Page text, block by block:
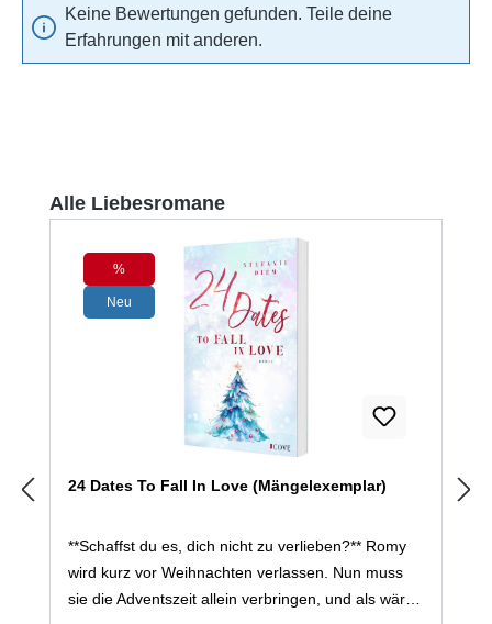
Keine Bewertungen gefunden. Teile deine
Erfahrungen mit anderen.
Produktgalerie überspringen
Alle Liebesromane
Rabatt
%
Neu
24 Dates To Fall In Love (Mängelexemplar)
**Schaffst du es, dich nicht zu verlieben?** Romy
wird kurz vor Weihnachten verlassen. Nun muss
sie die Adventszeit allein verbringen, und als wäre